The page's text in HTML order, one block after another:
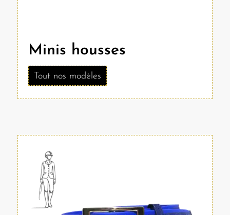
Minis housses
Tout nos modèles